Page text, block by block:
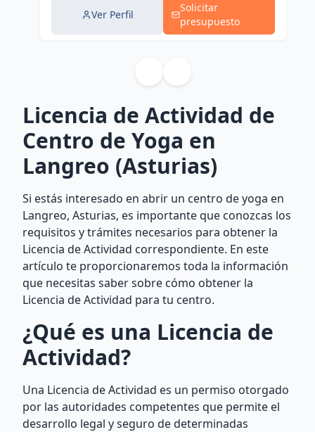
Ver Perfil
Solicitar
presupuesto
Licencia de Actividad de
Centro de Yoga en
Langreo (Asturias)
Si estás interesado en abrir un centro de yoga en
Langreo, Asturias, es importante que conozcas los
requisitos y trámites necesarios para obtener la
Licencia de Actividad correspondiente. En este
artículo te proporcionaremos toda la información
que necesitas saber sobre cómo obtener la
Licencia de Actividad para tu centro.
¿Qué es una Licencia de
Actividad?
Una Licencia de Actividad es un permiso otorgado
por las autoridades competentes que permite el
desarrollo legal y seguro de determinadas